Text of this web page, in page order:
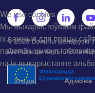
© 2025 Вольны Беларускі
Дызайн, кантэнт і
We use cookies
Мы выкарыстоўваем
іх важныя для працы
палепшыць
на іх выкарыстанне
Згода Адмова